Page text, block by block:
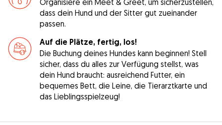
dass dein Hund und der Sitter gut zueinander
passen.
Auf die Plätze, fertig, los!
Die Buchung deines Hundes kann beginnen! Stell
sicher, dass du alles zur Verfügung stellst, was
dein Hund braucht: ausreichend Futter, ein
bequemes Bett, die Leine, die Tierarztkarte und
das Lieblingsspielzeug!